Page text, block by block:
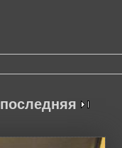
последняя